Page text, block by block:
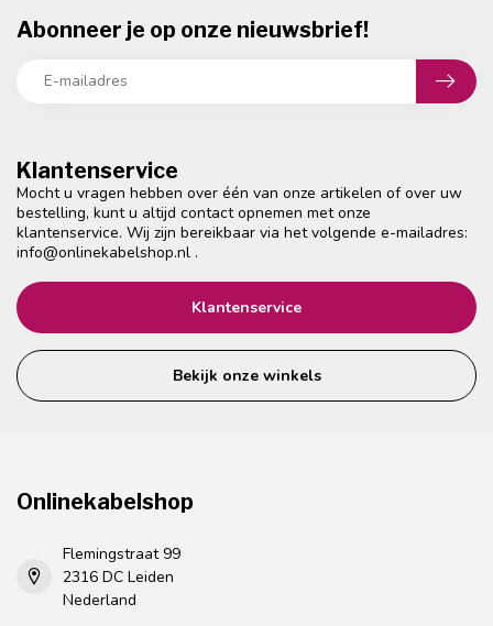
Klantenservice
Mocht u vragen hebben over één van onze artikelen of over uw
bestelling, kunt u altijd contact opnemen met onze
klantenservice. Wij zijn bereikbaar via het volgende e-mailadres:
info@onlinekabelshop.nl .
Klantenservice
Bekijk onze winkels
Abonneer je op onze nieuwsbrief!
Onlinekabelshop
Flemingstraat 99
2316 DC Leiden
Nederland